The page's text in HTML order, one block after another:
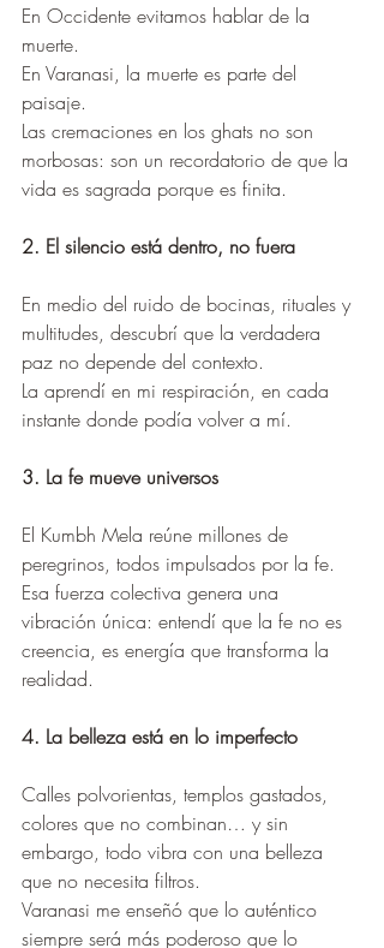
En Occidente evitamos hablar de la
muerte.
En Varanasi, la muerte es parte del
paisaje.
Las cremaciones en los ghats no son
morbosas: son un recordatorio de que la
vida es sagrada porque es finita.
2. El silencio está dentro, no fuera
En medio del ruido de bocinas, rituales y
multitudes, descubrí que la verdadera
paz no depende del contexto.
La aprendí en mi respiración, en cada
instante donde podía volver a mí.
3. La fe mueve universos
El Kumbh Mela reúne millones de
peregrinos, todos impulsados por la fe.
Esa fuerza colectiva genera una
vibración única: entendí que la fe no es
creencia, es energía que transforma la
realidad.
4. La belleza está en lo imperfecto
Calles polvorientas, templos gastados,
colores que no combinan… y sin
embargo, todo vibra con una belleza
que no necesita filtros.
Varanasi me enseñó que lo auténtico
siempre será más poderoso que lo